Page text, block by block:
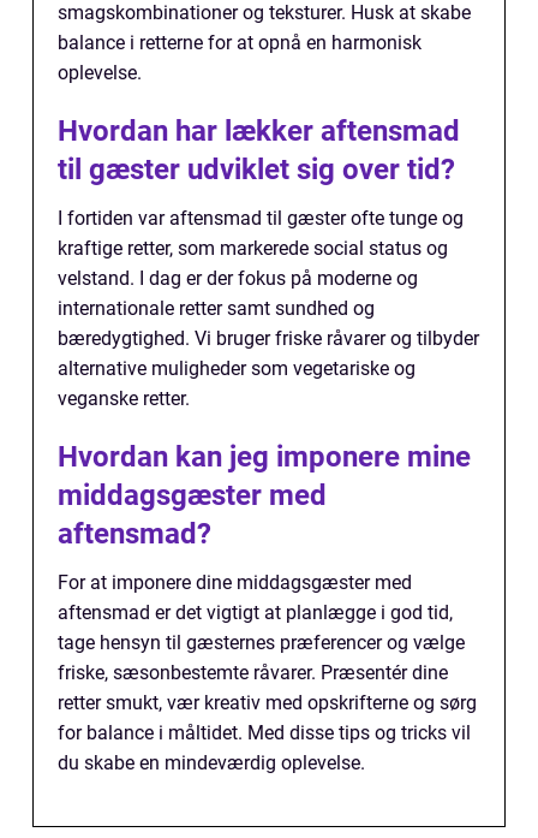
smagskombinationer og teksturer. Husk at skabe
balance i retterne for at opnå en harmonisk
oplevelse.
Hvordan har lækker aftensmad
til gæster udviklet sig over tid?
I fortiden var aftensmad til gæster ofte tunge og
kraftige retter, som markerede social status og
velstand. I dag er der fokus på moderne og
internationale retter samt sundhed og
bæredygtighed. Vi bruger friske råvarer og tilbyder
alternative muligheder som vegetariske og
veganske retter.
Hvordan kan jeg imponere mine
middagsgæster med
aftensmad?
For at imponere dine middagsgæster med
aftensmad er det vigtigt at planlægge i god tid,
tage hensyn til gæsternes præferencer og vælge
friske, sæsonbestemte råvarer. Præsentér dine
retter smukt, vær kreativ med opskrifterne og sørg
for balance i måltidet. Med disse tips og tricks vil
du skabe en mindeværdig oplevelse.